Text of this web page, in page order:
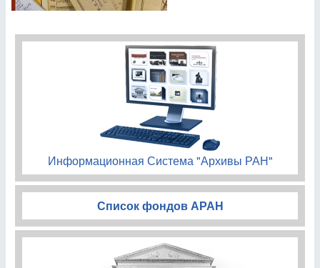
Информационная Система "Архивы РАН"
Список фондов АРАН